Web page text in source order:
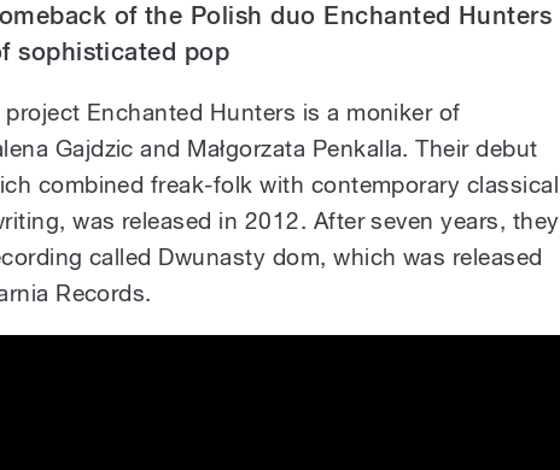
of the Polish duo Enchanted Hunters
sophisticated pop
Enchanted Hunters is a moniker of
Gajdzic and Małgorzata Penkalla. Their debut
combined freak-folk with contemporary classical
was released in 2012. After seven years, they
called Dwunasty dom, which was released
Records.